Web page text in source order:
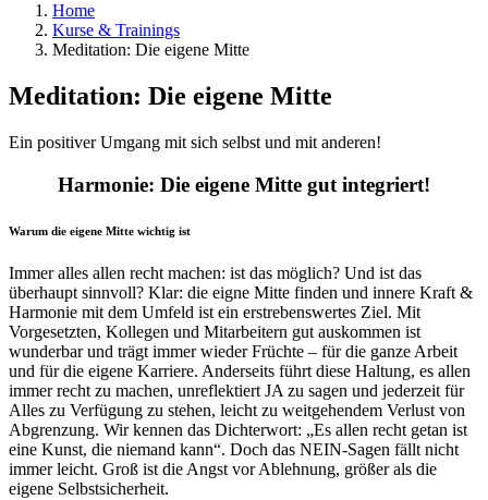
Home
Kurse & Trainings
Meditation: Die eigene Mitte
Meditation: Die eigene Mitte
Ein positiver Umgang mit sich selbst und mit anderen!
Harmonie: Die eigene Mitte gut integriert!
Warum die eigene Mitte wichtig ist
Immer alles allen recht machen: ist das möglich? Und ist das
überhaupt sinnvoll? Klar: die eigne Mitte finden und innere Kraft &
Harmonie mit dem Umfeld ist ein erstrebenswertes Ziel. Mit
Vorgesetzten, Kollegen und Mitarbeitern gut auskommen ist
wunderbar und trägt immer wieder Früchte – für die ganze Arbeit
und für die eigene Karriere. Anderseits führt diese Haltung, es allen
immer recht zu machen, unreflektiert JA zu sagen und jederzeit für
Alles zu Verfügung zu stehen, leicht zu weitgehendem Verlust von
Abgrenzung. Wir kennen das Dichterwort: „Es allen recht getan ist
eine Kunst, die niemand kann“. Doch das NEIN-Sagen fällt nicht
immer leicht. Groß ist die Angst vor Ablehnung, größer als die
eigene Selbstsicherheit.